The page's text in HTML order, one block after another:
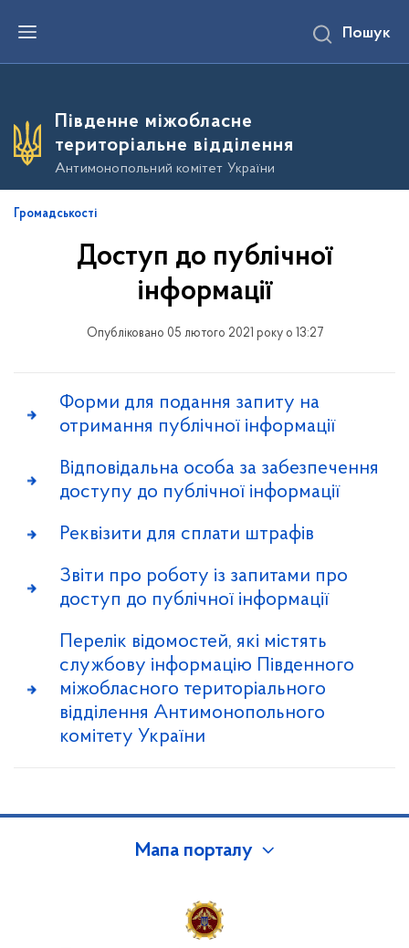
е
о
о
в
Пошук
Південне міжобласне
територіальне відділення
Антимонопольний комітет України
Громадськості
Доступ до публічної
інформації
Опубліковано 05 лютого 2021 року о 13:27
Форми для подання запиту на
отримання публічної інформації
Відповідальна особа за забезпечення
доступу до публічної інформації
Реквізити для сплати штрафів
Звіти про роботу із запитами про
доступ до публічної інформації
Перелік відомостей, які містять
службову інформацію Південного
міжобласного територіального
відділення Антимонопольного
комітету України
Мапа порталу